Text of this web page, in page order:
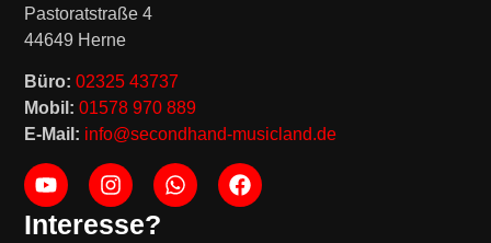
Pastoratstraße 4
44649 Herne
Büro: 02325 43737
Mobil: 01578 970 889
E-Mail: info@secondhand-musicland.de
Interesse?